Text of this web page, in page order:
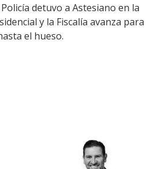
detuvo a Astesiano en la
y la Fiscalía avanza para
el hueso.